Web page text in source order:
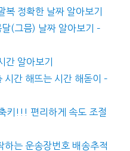
정확한 날짜 알아보기
(그믐) 날짜 알아보기 –
알아보기
간 해뜨는 시간 해돋이 –
키!!! 편리하게 속도 조절
하는 운송장번호 배송추적